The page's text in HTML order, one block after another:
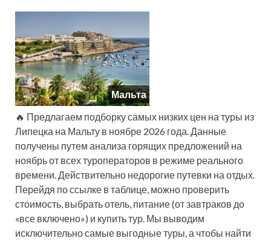
Мальта
🔥 Предлагаем подборку самых низких цен на туры из
Липецка на Мальту в ноябре 2026 года. Данные
получены путем анализа горящих предложений на
ноябрь от всех туроператоров в режиме реального
времени. Действительно недорогие путевки на отдых.
Перейдя по ссылке в таблице, можно проверить
стоимость, выбрать отель, питание (от завтраков до
«все включено») и купить тур. Мы выводим
исключительно самые выгодные туры, а чтобы найти